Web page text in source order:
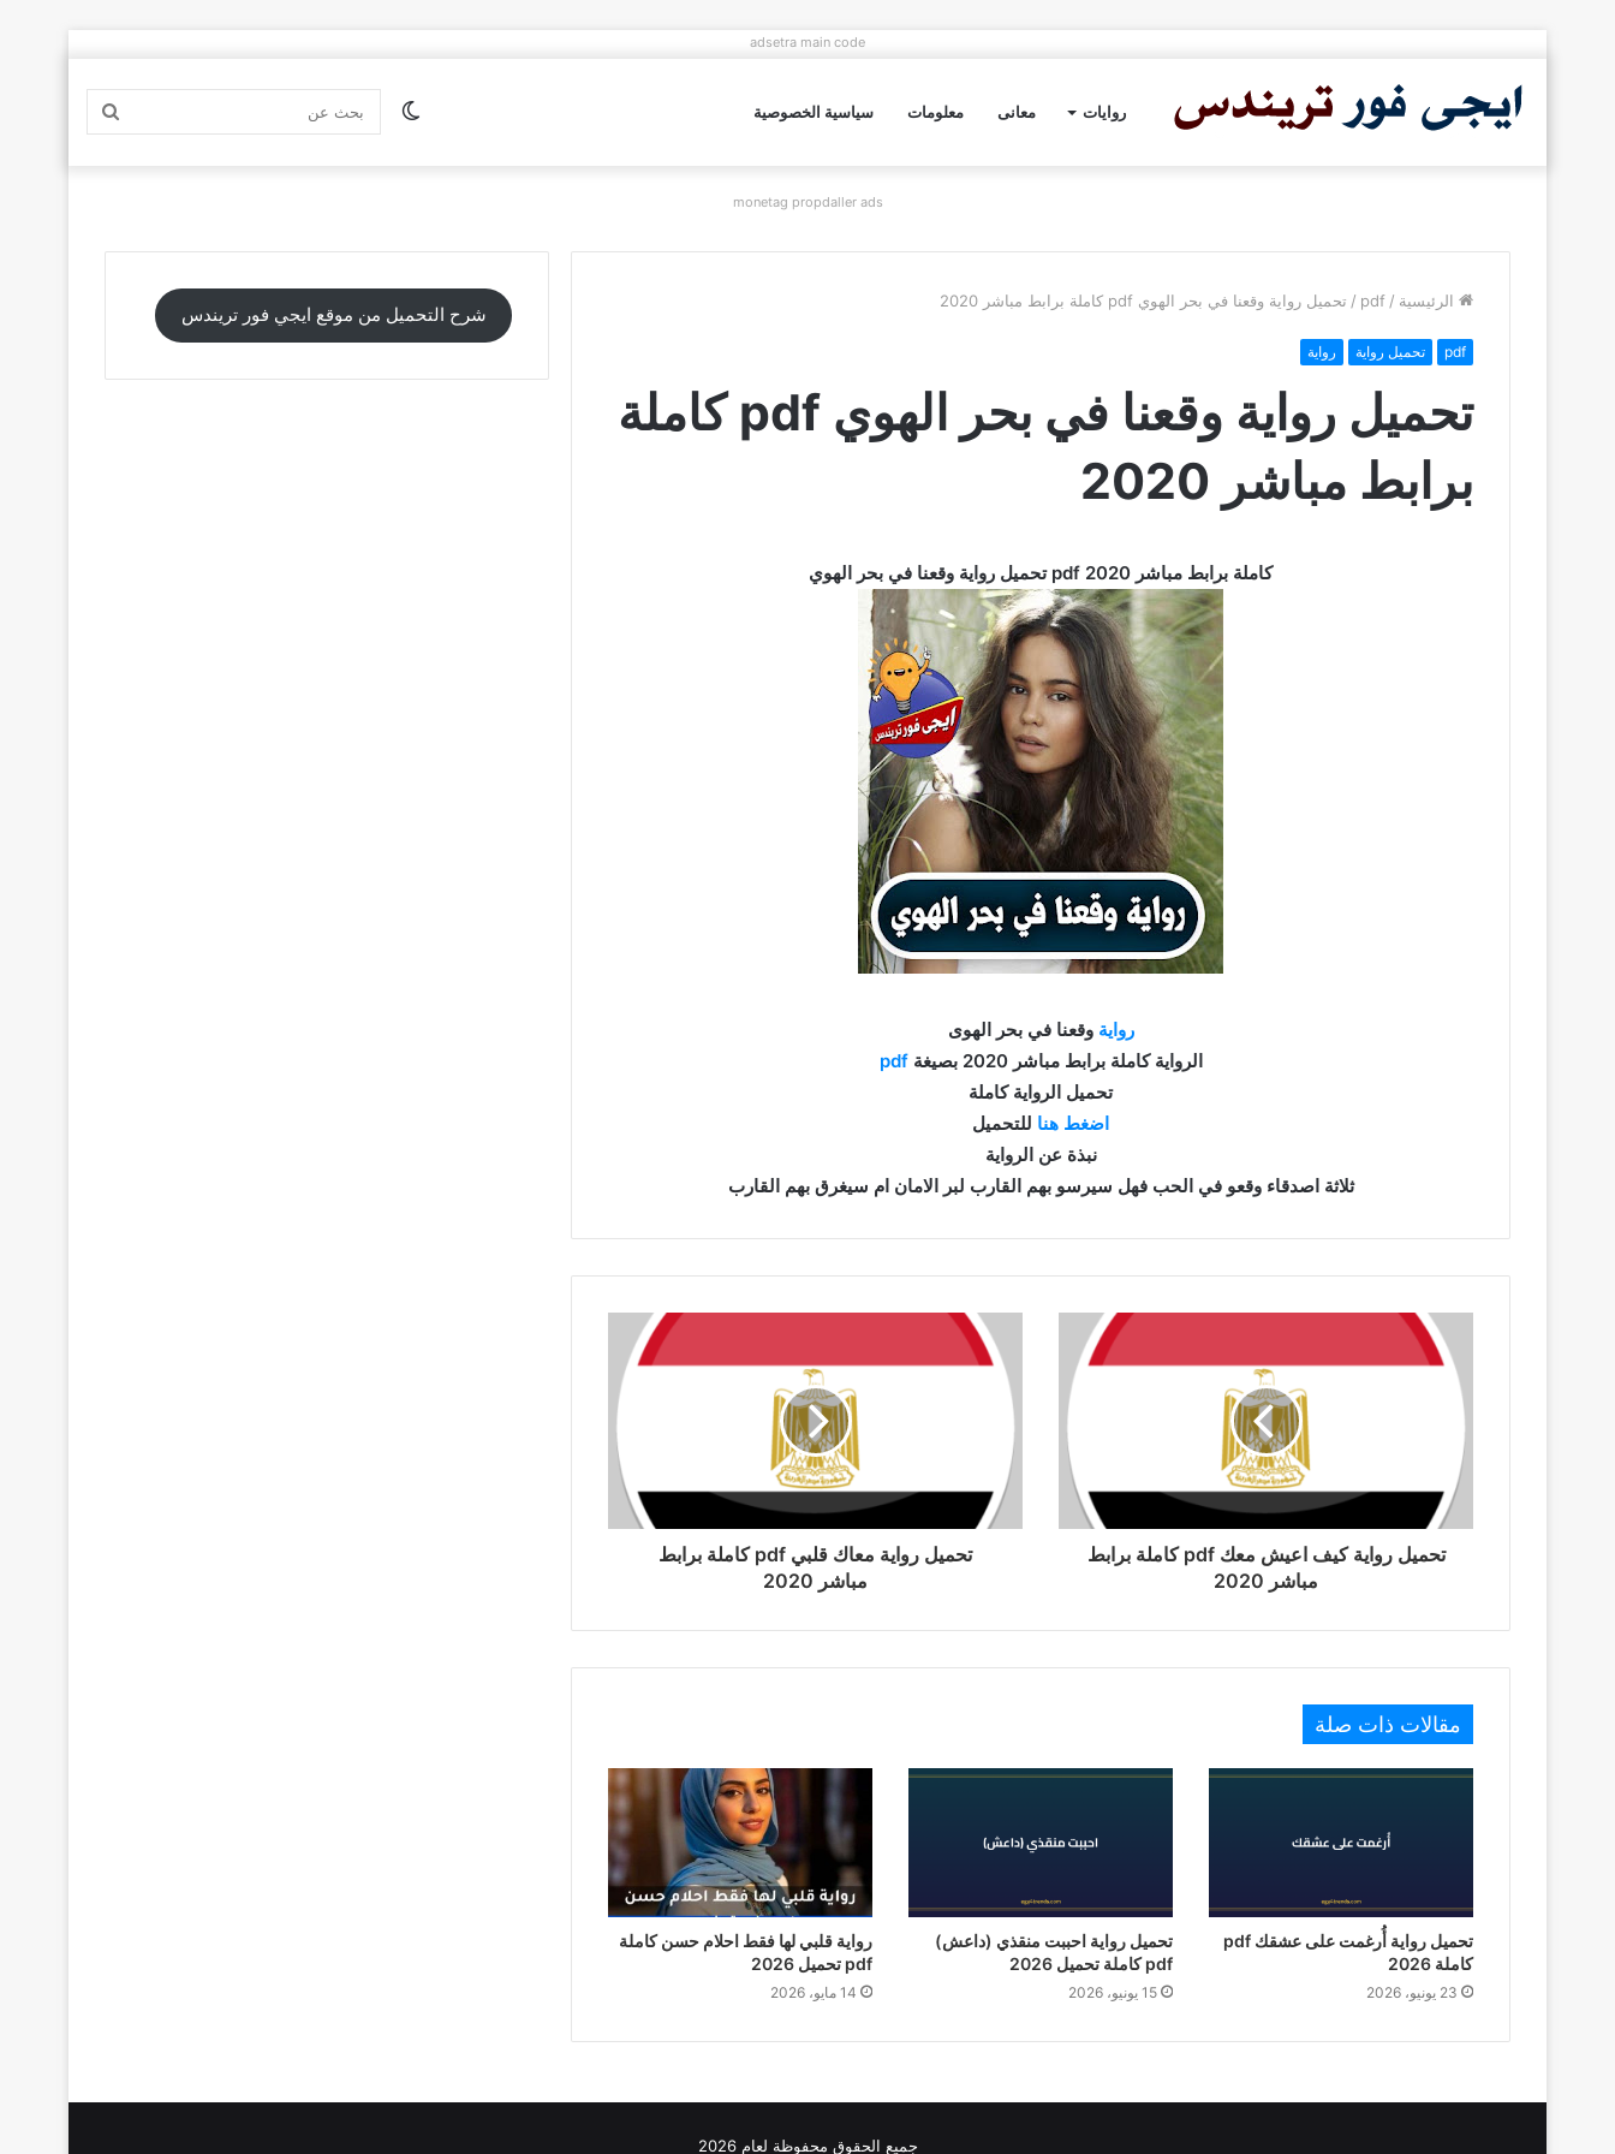
adsetra main code
روايات معانى معلومات سياسية الخصوصية بحث الوضع
monetag propdaller ads
الرئيسية /
pdf
/ تحميل رواية وقعنا في بحر الهوي pdf كاملة برابط مباشر 2020
pdf تحميل رواية رواية
تحميل رواية وقعنا في بحر الهوي pdf كاملة
برابط مباشر 2020
تحميل رواية وقعنا في بحر الهوي pdf كاملة برابط مباشر 2020
رواية وقعنا في بحر الهوى
pdf
الرواية كاملة برابط مباشر 2020 بصيغة
تحميل الرواية كاملة
اضغط هنا للتحميل
نبذة عن الرواية
ثلاثة اصدقاء وقعو في الحب فهل سيرسو بهم القارب لبر الامان ام سيغرق بهم القارب
تحميل رواية كيف اعيش معك pdf كاملة برابط
مباشر 2020
تحميل رواية معاك قلبي pdf كاملة برابط
مباشر 2020
مقالات ذات صلة
تحميل رواية أُرغمت على عشقك pdf
كاملة 2026
23 يونيو، 2026
تحميل رواية احببت منقذي (داعش)
pdf كاملة تحميل 2026
15 يونيو، 2026
رواية قلبي لها فقط احلام حسن كاملة
pdf تحميل 2026
14 مايو، 2026
شرح التحميل من موقع ايجي فور تريندس
جميع الحقوق محفوظة لعام 2026